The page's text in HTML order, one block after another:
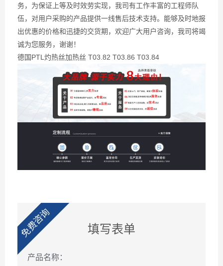
务，为保证上等及时效劳实现，我司有工作丰富的工程师队
伍，对用户采购的产品提供一线售后技术支持。能够及时地报
出优惠的价格和迅捷的交货期，欢迎广大用户咨询，我司将竭
诚为您服务，谢谢！
德国PTL灼热丝加热丝 T03.82 T03.86 T03.84
免费咨询 填写表单
产品名称：